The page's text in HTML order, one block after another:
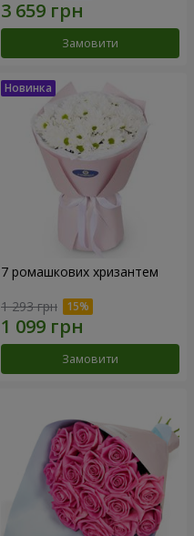
Замовити
7 ромашкових хризантем
1 293 грн
Замовити